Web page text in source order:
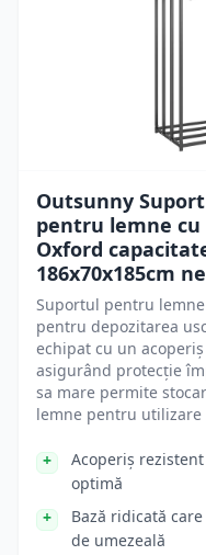
Outsunny
pentru lemne cu
Oxford
186x70x185cm
Suportul pentru
pentru depozitarea
echipat cu un
asigurând protecție
sa mare permite
lemne pentru utilizare
Acoperiș
optimă
Bază ridicată
de umezeală